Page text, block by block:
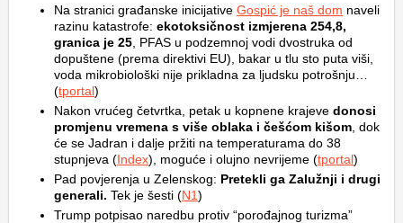
Na stranici građanske inicijative Gospić je naš dom naveli
razinu katastrofe: ekotoksičnost izmjerena 254,8,
granica je 25 , PFAS u podzemnoj vodi dvostruka od
dopuštene (prema direktivi EU), bakar u tlu sto puta viši,
voda mikrobiološki nije prikladna za ljudsku potrošnju…
(tportal)
Nakon vrućeg četvrtka, petak u kopnene krajeve donosi
promjenu vremena s više oblaka i češćom kišom , dok
će se Jadran i dalje pržiti na temperaturama do 38
stupnjeva (Index), moguće i olujno nevrijeme (tportal)
Pad povjerenja u Zelenskog: Pretekli ga Zalužnji i drugi
generali. Tek je šesti (N1)
Trump potpisao naredbu protiv “porođajnog turizma”